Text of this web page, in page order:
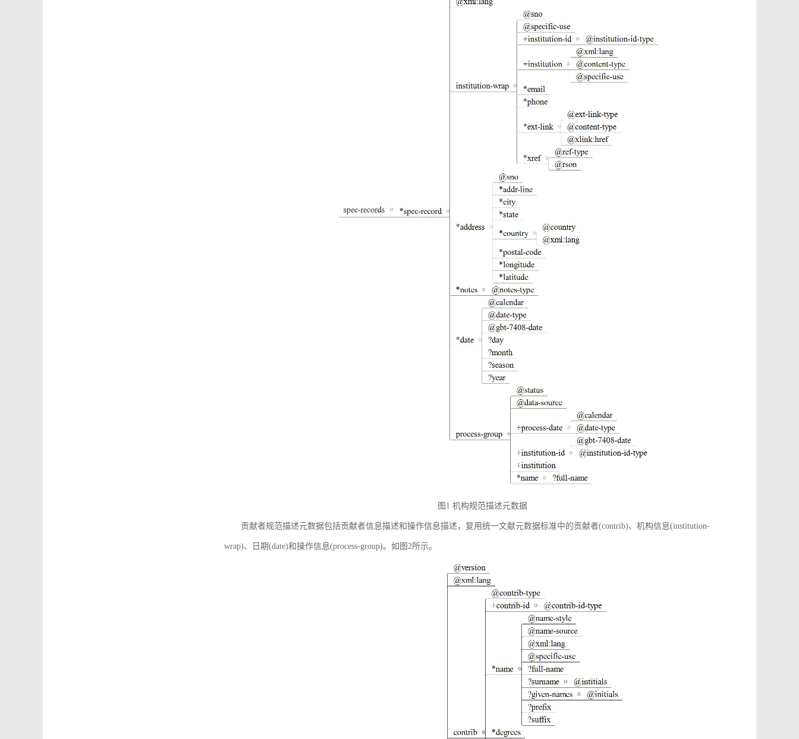
图1 机构规范描述元数据
贡献者规范描述元数据包括贡献者信息描述和操作信息描述，复用统一文献元数据标准中的贡献者(contrib)、机构信息(institution-
wrap)、日期(date)和操作信息(process-group)。如图2所示。